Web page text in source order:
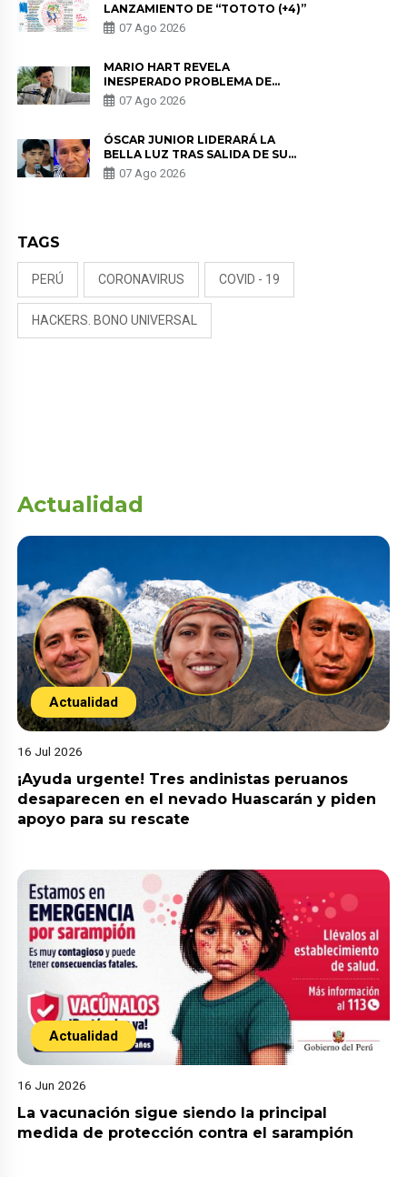
LANZAMIENTO DE “TOTOTO (+4)”
07 Ago 2026
MARIO HART REVELA
INESPERADO PROBLEMA DE
SALUD ANTES DE SEPARARSE DE
KORINA: “ME ENCONTRARON UN
07 Ago 2026
ÓSCAR JUNIOR LIDERARÁ LA
BELLA LUZ TRAS SALIDA DE SU
PADRE POR POLÉMICA CON
NALDY SALDAÑA
07 Ago 2026
TAGS
PERÚ CORONAVIRUS COVID - 19
HACKERS. BONO UNIVERSAL
Actualidad
Actualidad
16 Jul 2026
¡Ayuda urgente! Tres andinistas peruanos
desaparecen en el nevado Huascarán y piden
apoyo para su rescate
Actualidad
16 Jun 2026
La vacunación sigue siendo la principal
medida de protección contra el sarampión